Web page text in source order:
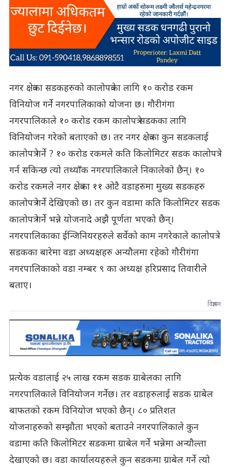
नगर क्षेत्रका सडकहरुको कालोपत्रेका लागि १० करोड रकम
विनियोज गर्ने नगरपालिकाको योजना छ। गौरीगंगा
नगरपालिकाले १० करोड रकम कालोपत्रे सडकका लागि
विनियोजन गरेको बताएको छ। तर नगर क्षेत्रका कुन सडकलाई
कालोपत्रे गर्ने ? १० करोड रकमले कति किलोमिटर सडक कालोपत्रे
गर्न सकिन्छ त्यो तथ्याँक नगरपालिकाले निकालेको छैन्। १०
करोड रकमले नगर क्षेत्रका ११ ओटै वडाहरुमा मुख्य सडकहरु
कालोपत्रे गर्ने देखिएको छ। तर कुन वडामा कति किलोमिटर सडक
कालोपत्रे गर्ने भन्ने योजनादे अझै पूर्णता भएको छैन्।
नगरपालिकाका ईन्जिनियरहरुले सर्वेको काम नगरेकाले कालोपत्रे
सडकका बारेमा वडा अध्यक्षहरु अन्यौलमा रहेको गौरीगंगा
नगरपालिकाको वडा नम्बर ९ का अध्यक्ष हरिप्रसाद तिवारीले
बताए।
विज्ञापन
प्रत्येक वडालाई २५ लाख रकम सडक ग्राबेलका लागि
नगरपालिकाले विनियोजन गर्नेछ। तर वडाहरुलाई सडक ग्राबेल
बाफतको रकम विनियोज भएको छैन्। ८० प्रतिशत
योजनाहरुको सम्झौता भएको बताउने नगरपालिकाले कुन
वडामा कति किलोमिटर सडकमा ग्राबेल गर्ने भन्नेमा अन्यौल्ता
देखाएको छ। वडा कार्यालयहरुले कुन सडकमा ग्राबेल गर्ने त्यो